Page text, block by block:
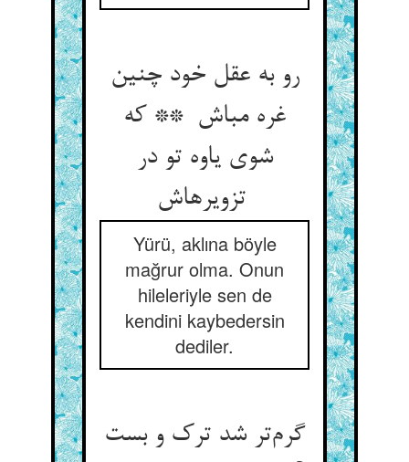
رو به عقل خود چنین
غره مباش ** که
شوی یاوه تو در
تزویرهاش
Yürü, aklına böyle
mağrur olma. Onun
hileleriyle sen de
kendini kaybedersin
dediler.
گرم‌تر شد ترک و بست